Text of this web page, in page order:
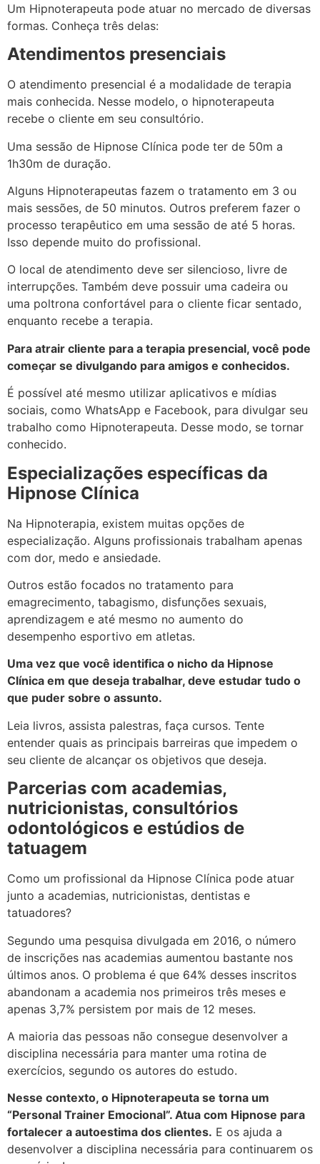
Um Hipnoterapeuta pode atuar no mercado de diversas
formas. Conheça três delas:
Atendimentos presenciais
O atendimento presencial é a modalidade de terapia
mais conhecida. Nesse modelo, o hipnoterapeuta
recebe o cliente em seu consultório.
Uma sessão de Hipnose Clínica pode ter de 50m a
1h30m de duração.
Alguns Hipnoterapeutas fazem o tratamento em 3 ou
mais sessões, de 50 minutos. Outros preferem fazer o
processo terapêutico em uma sessão de até 5 horas.
Isso depende muito do profissional.
O local de atendimento deve ser silencioso, livre de
interrupções. Também deve possuir uma cadeira ou
uma poltrona confortável para o cliente ficar sentado,
enquanto recebe a terapia.
Para atrair cliente para a terapia presencial, você pode
começar se divulgando para amigos e conhecidos.
É possível até mesmo utilizar aplicativos e mídias
sociais, como WhatsApp e Facebook, para divulgar seu
trabalho como Hipnoterapeuta. Desse modo, se tornar
conhecido.
Especializações específicas da
Hipnose Clínica
Na Hipnoterapia, existem muitas opções de
especialização. Alguns profissionais trabalham apenas
com dor, medo e ansiedade.
Outros estão focados no tratamento para
emagrecimento, tabagismo, disfunções sexuais,
aprendizagem e até mesmo no aumento do
desempenho esportivo em atletas.
Uma vez que você identifica o nicho da Hipnose
Clínica em que deseja trabalhar, deve estudar tudo o
que puder sobre o assunto.
Leia livros, assista palestras, faça cursos. Tente
entender quais as principais barreiras que impedem o
seu cliente de alcançar os objetivos que deseja.
Parcerias com academias,
nutricionistas, consultórios
odontológicos e estúdios de
tatuagem
Como um profissional da Hipnose Clínica pode atuar
junto a academias, nutricionistas, dentistas e
tatuadores?
Segundo uma pesquisa divulgada em 2016, o número
de inscrições nas academias aumentou bastante nos
últimos anos. O problema é que 64% desses inscritos
abandonam a academia nos primeiros três meses e
apenas 3,7% persistem por mais de 12 meses.
A maioria das pessoas não consegue desenvolver a
disciplina necessária para manter uma rotina de
exercícios, segundo os autores do estudo.
Nesse contexto, o Hipnoterapeuta se torna um
“Personal Trainer Emocional”. Atua com Hipnose para
fortalecer a autoestima dos clientes. E os ajuda a
desenvolver a disciplina necessária para continuarem os